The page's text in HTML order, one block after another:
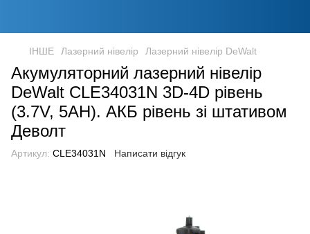
ІНШЕ Лазерний нівелір Лазерний нівелір DeWalt
Акумуляторний лазерний нівелір
DeWalt CLE34031N 3D-4D рівень
(3.7V, 5AH). АКБ рівень зі штативом
Деволт
Артикул: CLE34031N Написати відгук